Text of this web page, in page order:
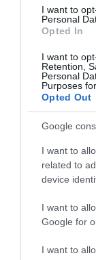
I want to
Personal
Opted In
I want to
Retention,
Personal
Purposes
Opted Out
Google
I want to
related to
device
I want to
Google for
I want to
amikor a
között.
Kaposvári
feladásakiváló
anélkül, hogy
vállalni az
önmagától
jelölteket, és
konkrétan
elvárásokat, a
minden
rugalmas
biztosít, azt
erős vonzerőt
válogathatnak